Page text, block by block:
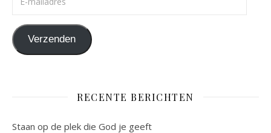
Verzenden
RECENTE BERICHTEN
Staan op de plek die God je geeft